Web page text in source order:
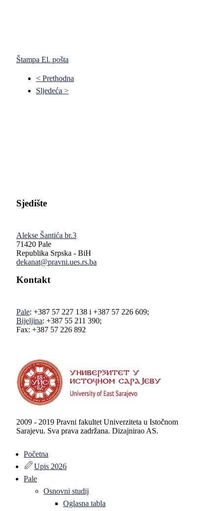
Štampa El. pošta
< Prethodna
Sljedeća >
Sjedište
Alekse Šantića br.3
71420 Pale
Republika Srpska - BiH
dekanat@pravni.ues.rs.ba
Kontakt
Pale: +387 57 227 138 i +387 57 226 609;
Bijeljina: +387 55 211 390;
Fax: +387 57 226 892
2009 - 2019 Pravni fakultet Univerziteta u Istočnom
Sarajevu. Sva prava zadržana. Dizajnirao AS.
Početna
Upis 2026
Pale
Osnovni studij
Oglasna tabla